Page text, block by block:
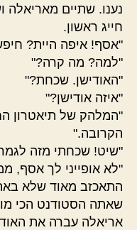
נענו. שתיים מאריאלה
חייג ראשון.
"אסף! איפה היית?
"למה? מה קרה?"
"האודישן. שכחת?"
"איזה אודישן?"
"המלהק של תיאטרון
הקרובה."
"שיט! שכחתי מזה
"לא אופייני לך אסף,
התאכזב מאוד שלא
שאתה הסטודנט הכי
אריאלה עברה את